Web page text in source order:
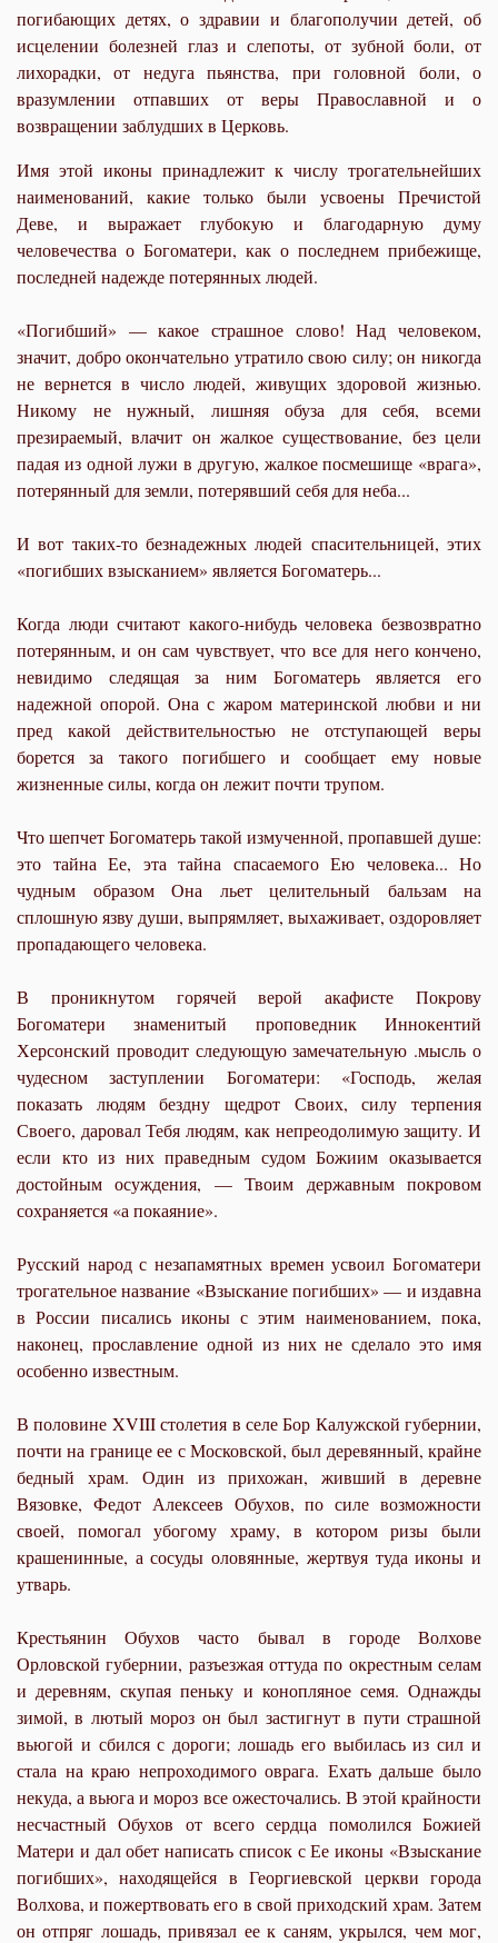
погибающих детях, о здравии и благополучии детей, об
исцелении болезней глаз и слепоты, от зубной боли, от
лихорадки, от недуга пьянства, при головной боли, о
вразумлении отпавших от веры Православной и о
возвращении заблудших в Церковь.
Имя этой иконы принадлежит к числу трогательнейших
наименований, какие только были усвоены Пречистой
Деве, и выражает глубокую и благодарную думу
человечества о Богоматери, как о последнем прибежище,
последней надежде потерянных людей.
«Погибший» — какое страшное слово! Над человеком,
значит, добро окончательно утратило свою силу; он никогда
не вернется в число людей, живущих здоровой жизнью.
Никому не нужный, лишняя обуза для себя, всеми
презираемый, влачит он жалкое существование, без цели
падая из одной лужи в другую, жалкое посмешище «врага»,
потерянный для земли, потерявший себя для неба...
И вот таких-то безнадежных людей спасительницей, этих
«погибших взысканием» является Богоматерь...
Когда люди считают какого-нибудь человека безвозвратно
потерянным, и он сам чувствует, что все для него кончено,
невидимо следящая за ним Богоматерь является его
надежной опорой. Она с жаром материнской любви и ни
пред какой действительностью не отступающей веры
борется за такого погибшего и сообщает ему новые
жизненные силы, когда он лежит почти трупом.
Что шепчет Богоматерь такой измученной, пропавшей душе:
это тайна Ее, эта тайна спасаемого Ею человека... Но
чудным образом Она льет целительный бальзам на
сплошную язву души, выпрямляет, выхаживает, оздоровляет
пропадающего человека.
В проникнутом горячей верой акафисте Покрову
Богоматери знаменитый проповедник Иннокентий
Херсонский проводит следующую замечательную .мысль о
чудесном заступлении Богоматери: «Господь, желая
показать людям бездну щедрот Своих, силу терпения
Своего, даровал Тебя людям, как непреодолимую защиту. И
если кто из них праведным судом Божиим оказывается
достойным осуждения, — Твоим державным покровом
сохраняется «а покаяние».
Русский народ с незапамятных времен усвоил Богоматери
трогательное название «Взыскание погибших» — и издавна
в России писались иконы с этим наименованием, пока,
наконец, прославление одной из них не сделало это имя
особенно известным.
В половине XVIII столетия в селе Бор Калужской губернии,
почти на границе ее с Московской, был деревянный, крайне
бедный храм. Один из прихожан, живший в деревне
Вязовке, Федот Алексеев Обухов, по силе возможности
своей, помогал убогому храму, в котором ризы были
крашенинные, а сосуды оловянные, жертвуя туда иконы и
утварь.
Крестьянин Обухов часто бывал в городе Волхове
Орловской губернии, разъезжая оттуда по окрестным селам
и деревням, скупая пеньку и конопляное семя. Однажды
зимой, в лютый мороз он был застигнут в пути страшной
вьюгой и сбился с дороги; лошадь его выбилась из сил и
стала на краю непроходимого оврага. Ехать дальше было
некуда, а вьюга и мороз все ожесточались. В этой крайности
несчастный Обухов от всего сердца помолился Божией
Матери и дал обет написать список с Ее иконы «Взыскание
погибших», находящейся в Георгиевской церкви города
Волхова, и пожертвовать его в свой приходский храм. Затем
он отпряг лошадь, привязал ее к саням, укрылся, чем мог,